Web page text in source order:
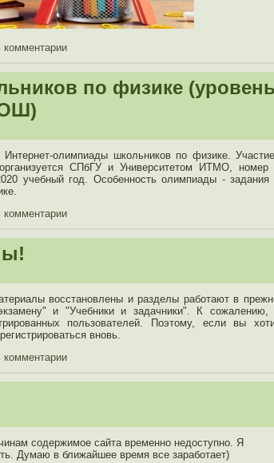
комментарии
по физике (уровень
олимпиады школьников по физике.
СПбГУ и Университетом ИТМО, номер
учебный год. Особенность олимпиады - задания
комментарии
восстановлены и разделы работают в
и "Учебники и задачники". К сожалению,
пользователей. Поэтому, если вы
вновь.
комментарии
содержимое сайта временно недоступно. Я
Думаю в ближайшее время все заработает)